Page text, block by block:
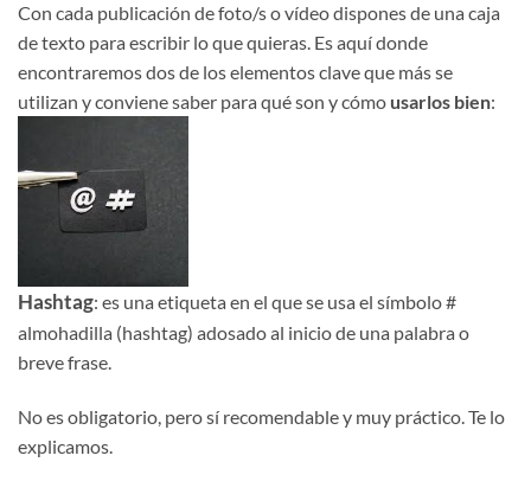
Con cada publicación de foto/s o vídeo dispones de una caja
de texto para escribir lo que quieras. Es aquí donde
encontraremos dos de los elementos clave que más se
utilizan y conviene saber para qué son y cómo usarlos bien:
Hashtag: es una etiqueta en el que se usa el símbolo #
almohadilla (hashtag) adosado al inicio de una palabra o
breve frase.
No es obligatorio, pero sí recomendable y muy práctico. Te lo
explicamos.